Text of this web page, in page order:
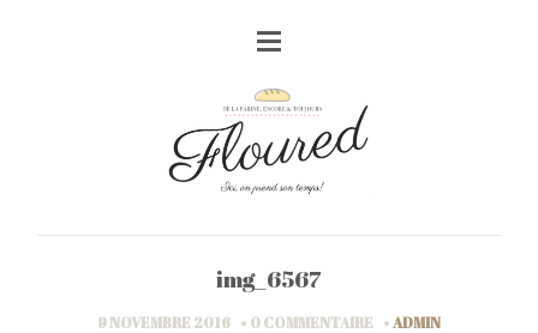
img_6567
9 NOVEMBRE 2016 0 COMMENTAIRE ADMIN